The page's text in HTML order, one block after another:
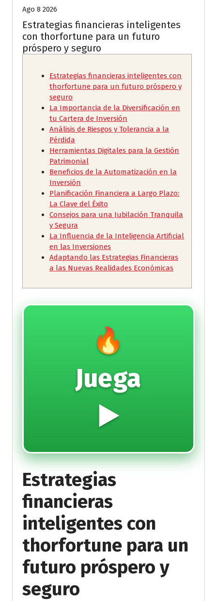
Ago 8 2026
Estrategias financieras inteligentes
con thorfortune para un futuro
próspero y seguro
Estrategias financieras inteligentes con
thorfortune para un futuro próspero y
seguro
La Importancia de la Diversificación en
tu Cartera de Inversión
Análisis de Riesgos y Tolerancia a la
Pérdida
Herramientas Digitales para la Gestión
Patrimonial
Beneficios de la Automatización en la
Inversión
Planificación Financiera a Largo Plazo:
La Clave del Éxito
Consejos para una Jubilación Tranquila
y Segura
La Influencia de la Inteligencia Artificial
en las Inversiones
Adaptando las Estrategias Financieras
a las Nuevas Realidades Económicas
🔥
Juega
▶️
Estrategias
financieras
inteligentes con
thorfortune para un
futuro próspero y
seguro